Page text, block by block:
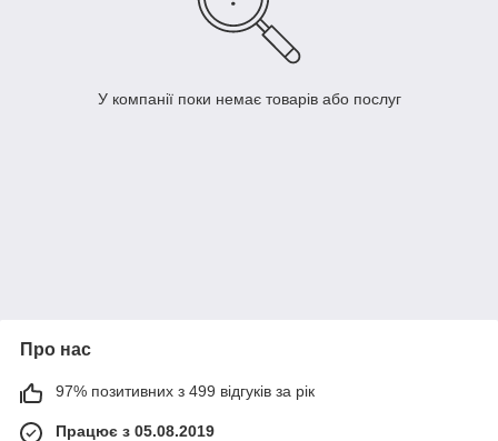
У компанії поки немає товарів або послуг
Про нас
97% позитивних з 499 відгуків за рік
Працює з 05.08.2019